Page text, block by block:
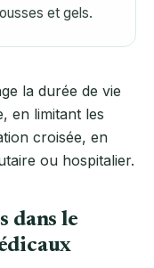
et gels.
la durée de vie
en limitant les
croisée, en
ou hospitalier.
dans le